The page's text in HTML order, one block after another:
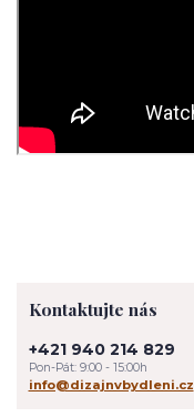
Kontaktujte nás
+421 940 214 829
Pon-Pát: 9:00 - 15:00h
info@dizajnvbydleni.cz